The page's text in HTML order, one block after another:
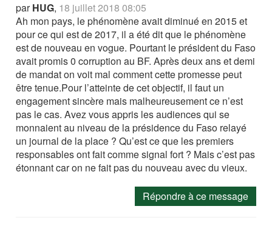
parHUG, 18 juillet 2018 08:05
Ah mon pays, le phénomène avait diminué en 2015 et
pour ce qui est de 2017, il a été dit que le phénomène
est de nouveau en vogue. Pourtant le président du Faso
avait promis 0 corruption au BF. Après deux ans et demi
de mandat on voit mal comment cette promesse peut
être tenue.Pour l’atteinte de cet objectif, il faut un
engagement sincère mais malheureusement ce n’est
pas le cas. Avez vous appris les audiences qui se
monnaient au niveau de la présidence du Faso relayé
un journal de la place ? Qu’est ce que les premiers
responsables ont fait comme signal fort ? Mais c’est pas
étonnant car on ne fait pas du nouveau avec du vieux.
Répondre à ce message